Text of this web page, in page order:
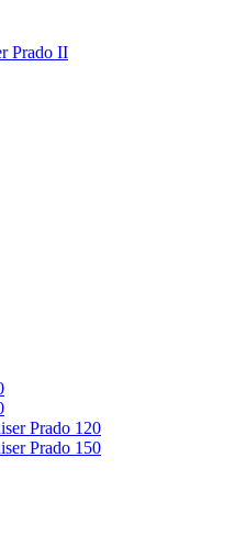
Prado II
Prado 120
Prado 150